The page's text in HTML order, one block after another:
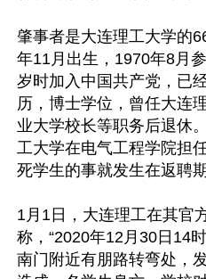
肇事者是大连理工大学的
年11月出生，1970年8月
岁时加入中国共产党，已
历，博士学位，曾任大连
业大学校长等职务后退休
工大学在电气工程学院担
死学生的事就发生在返聘期
1月1日，大连理工在其官
称，“2020年12月30日14
南门附近有朋路转弯处，